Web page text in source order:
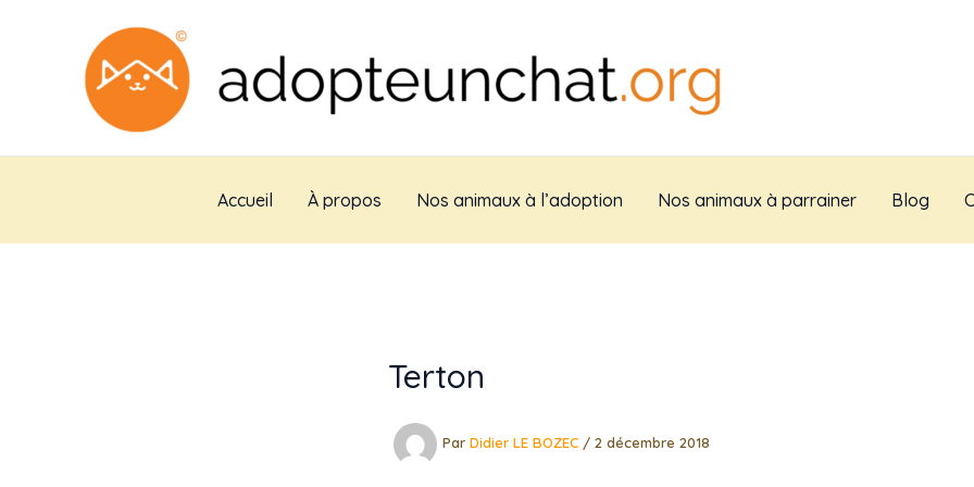
Accueil À propos Nos animaux à l’adoption Nos animaux à parrainer Blog
Terton
Par Didier LE BOZEC / 2 décembre 2018